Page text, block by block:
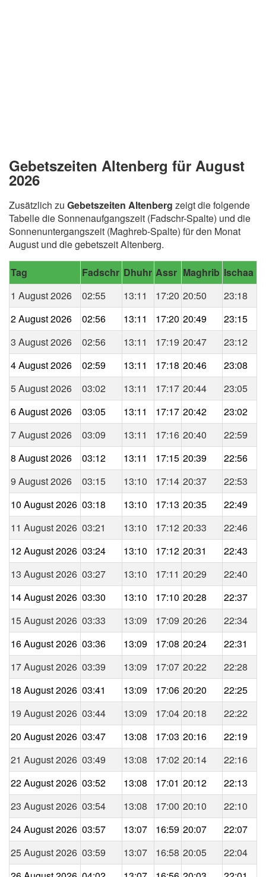
Gebetszeiten Altenberg für August
2026
Zusätzlich zu Gebetszeiten Altenberg zeigt die folgende
Tabelle die Sonnenaufgangszeit (Fadschr-Spalte) und die
Sonnenuntergangszeit (Maghreb-Spalte) für den Monat
August und die gebetszeit Altenberg.
Tag Fadschr Dhuhr Assr Maghrib Ischaa
1 August 2026
02:55 13:11 17:20 20:50
23:18
2 August 2026
02:56 13:11 17:20 20:49
23:15
3 August 2026
02:56 13:11 17:19 20:47
23:12
4 August 2026
02:59 13:11 17:18 20:46
23:08
5 August 2026
03:02 13:11 17:17 20:44
23:05
6 August 2026
03:05 13:11 17:17 20:42
23:02
7 August 2026
03:09 13:11 17:16 20:40
22:59
8 August 2026
03:12 13:11 17:15 20:39
22:56
9 August 2026
03:15 13:10 17:14 20:37
22:53
10 August 2026 03:18 13:10 17:13 20:35
22:49
11 August 2026 03:21 13:10 17:12 20:33
22:46
12 August 2026 03:24 13:10 17:12 20:31
22:43
13 August 2026 03:27 13:10 17:11 20:29
22:40
14 August 2026 03:30 13:10 17:10 20:28
22:37
15 August 2026 03:33 13:09 17:09 20:26
22:34
16 August 2026 03:36 13:09 17:08 20:24
22:31
17 August 2026 03:39 13:09 17:07 20:22
22:28
18 August 2026 03:41 13:09 17:06 20:20
22:25
19 August 2026 03:44 13:09 17:04 20:18
22:22
20 August 2026 03:47 13:08 17:03 20:16
22:19
21 August 2026 03:49 13:08 17:02 20:14
22:16
22 August 2026 03:52 13:08 17:01 20:12
22:13
23 August 2026 03:54 13:08 17:00 20:10
22:10
24 August 2026 03:57 13:07 16:59 20:07
22:07
25 August 2026 03:59 13:07 16:58 20:05
22:04